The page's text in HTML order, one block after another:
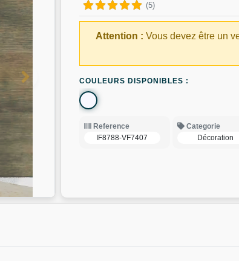
(5)
Attention : Vous devez être un
COULEURS DISPONIBLES :
Reference
IF8788-VF7407
Categorie
Décoration